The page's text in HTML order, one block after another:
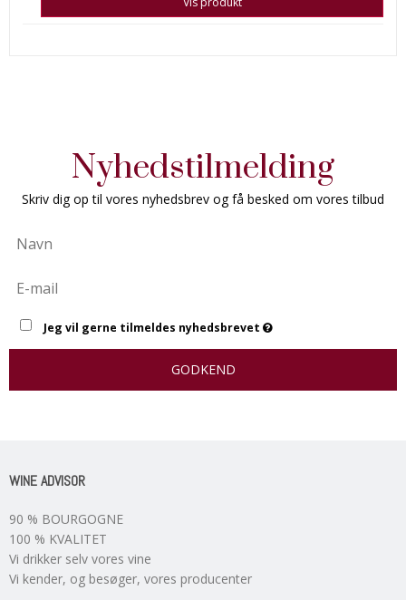
Nyhedstilmelding
Skriv dig op til vores nyhedsbrev og få besked om vores tilbud
Jeg vil gerne tilmeldes nyhedsbrevet
GODKEND
WINE ADVISOR
90 % BOURGOGNE
100 % KVALITET
Vi drikker selv vores vine
Vi kender, og besøger, vores producenter